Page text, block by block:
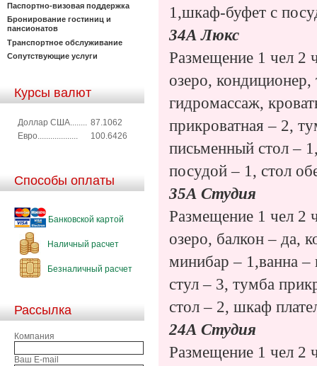
Паспортно-визовая поддержка
Бронирование гостиниц и
пансионатов
Транспортное обслуживание
Сопутствующие услуги
Курсы валют
Доллар США........ 87.1062
Евро...................
100.6426
Способы оплаты
Банковской картой
Наличный расчет
Безналичный расчет
Рассылка
Компания
Ваш E-mail
1,шкаф-буфет с
34А Люкс
Размещение 1 чел 2
озеро,
гидромассаж,
прикроватная – 2,
письменный стол –
посудой – 1, стол
35А Студия
Размещение 1 чел 2
озеро, балкон – да,
минибар – 1,ванна –
стул – 3, тумба
стол – 2, шкаф
24А Студия
Размещение 1 чел 2